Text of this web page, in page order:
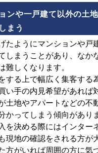
ンや一戸建て以外の土
まう
たようにマンションや戸
しまうことがあり、なか
難しくなります。
する上で幅広く集客する
い手の内見希望があれば
土地やアパートなどの不
かってしまう傾向があり
を決める際にはインター
現地の確認をされる方が
方がいれば周囲の方に気